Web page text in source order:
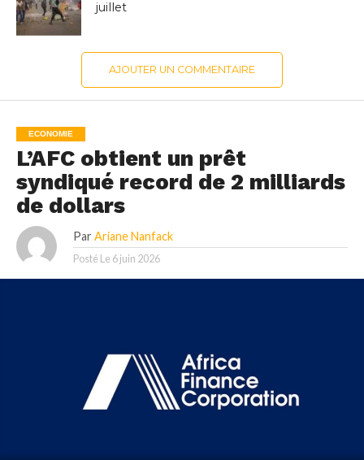
juillet
AJOUTER UN COMMENTAIRE
ECONOMIE
L’AFC obtient un prêt
syndiqué record de 2 milliards
de dollars
Par Ariane Nanfack
Posté Le 6 juin 2026